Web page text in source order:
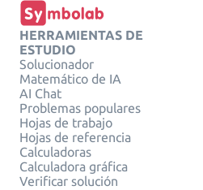
HERRAMIENTAS DE
ESTUDIO
Solucionador
Matemático de IA
AI Chat
Problemas populares
Hojas de trabajo
Hojas de referencia
Calculadoras
Calculadora gráfica
Verificar solución